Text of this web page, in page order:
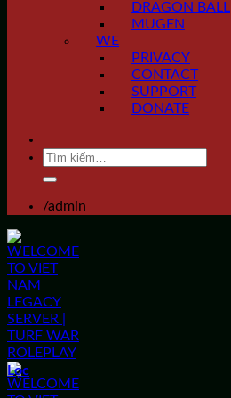
DRAGON BALL
MUGEN
WE
PRIVACY
CONTACT
SUPPORT
DONATE
Tìm
/admin
Lọc